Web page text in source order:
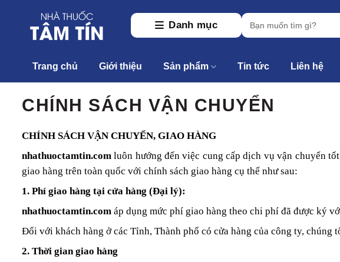
Danh mục
Tìm
kiếm:
Trang chủ Giới thiệu Sản phẩm Tin tức Liên hệ
CHÍNH SÁCH VẬN CHUYỂN
CHÍNH SÁCH VẬN CHUYỂN, GIAO HÀNG
nhathuoctamtin.com luôn hướng đến việc cung cấp dịch vụ vận chuyển
giao hàng trên toàn quốc với chính sách giao hàng cụ thể như sau:
1. Phí giao hàng tại cửa hàng (Đại lý):
nhathuoctamtin.com áp dụng mức phí giao hàng theo chi phí đã được ký
Đối với khách hàng ở các Tỉnh, Thành phố có cửa hàng của công ty, chúng
2. Thời gian giao hàng